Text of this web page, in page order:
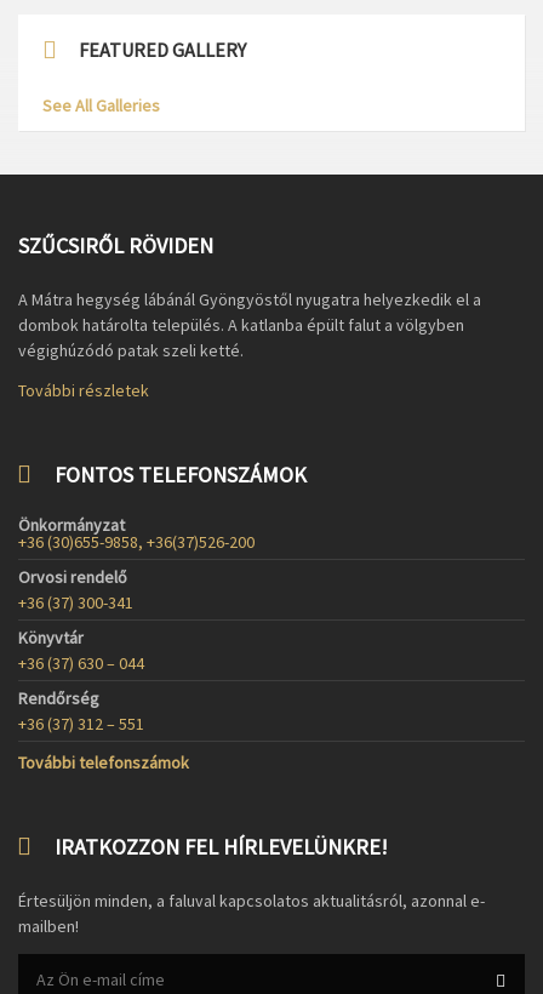
FEATURED GALLERY
See All Galleries
SZŰCSIRŐL RÖVIDEN
A Mátra hegység lábánál Gyöngyöstől nyugatra helyezkedik el a
dombok határolta település. A katlanba épült falut a völgyben
végighúzódó patak szeli ketté.
További részletek
FONTOS TELEFONSZÁMOK
Önkormányzat
+36 (30)655-9858, +36(37)526-200
Orvosi rendelő
+36 (37) 300-341
Könyvtár
+36 (37) 630 – 044
Rendőrség
+36 (37) 312 – 551
További telefonszámok
IRATKOZZON FEL HÍRLEVELÜNKRE!
Értesüljön minden, a faluval kapcsolatos aktualitásról, azonnal e-
mailben!